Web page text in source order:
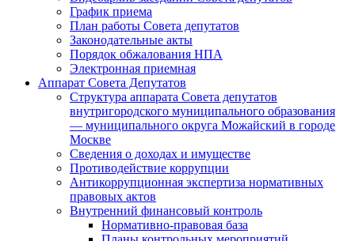
График приема
План работы Совета депутатов
Законодательные акты
Порядок обжалования НПА
Электронная приемная
Аппарат Совета Депутатов
Структура аппарата Совета депутатов
внутригородского муниципального образования
— муниципального округа Можайский в городе
Москве
Сведения о доходах и имуществе
Противодействие коррупции
Антикоррупционная экспертиза нормативных
правовых актов
Внутренний финансовый контроль
Нормативно-правовая база